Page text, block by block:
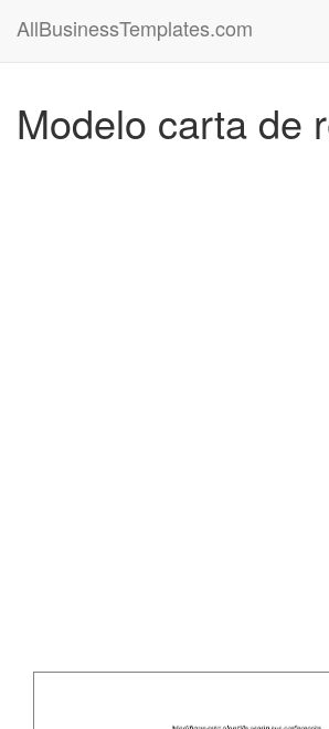
AllBusinessTemplates.com
Modelo carta de